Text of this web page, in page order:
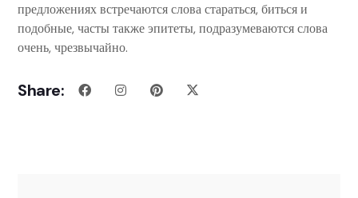
предложениях встречаются слова стараться, биться и
подобные, часты также эпитеты, подразумеваются слова
очень, чрезвычайно.
Share: